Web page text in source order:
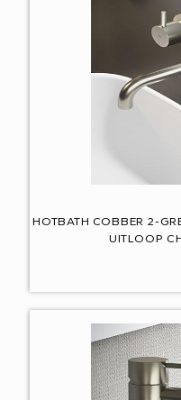
HOTBATH COBBER 2-
UITLOOP